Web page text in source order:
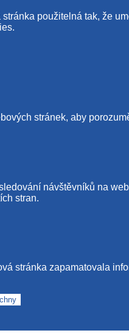
použitelná tak, že
stránek, aby
návštěvníků na
stran.
stránka zapamatovala